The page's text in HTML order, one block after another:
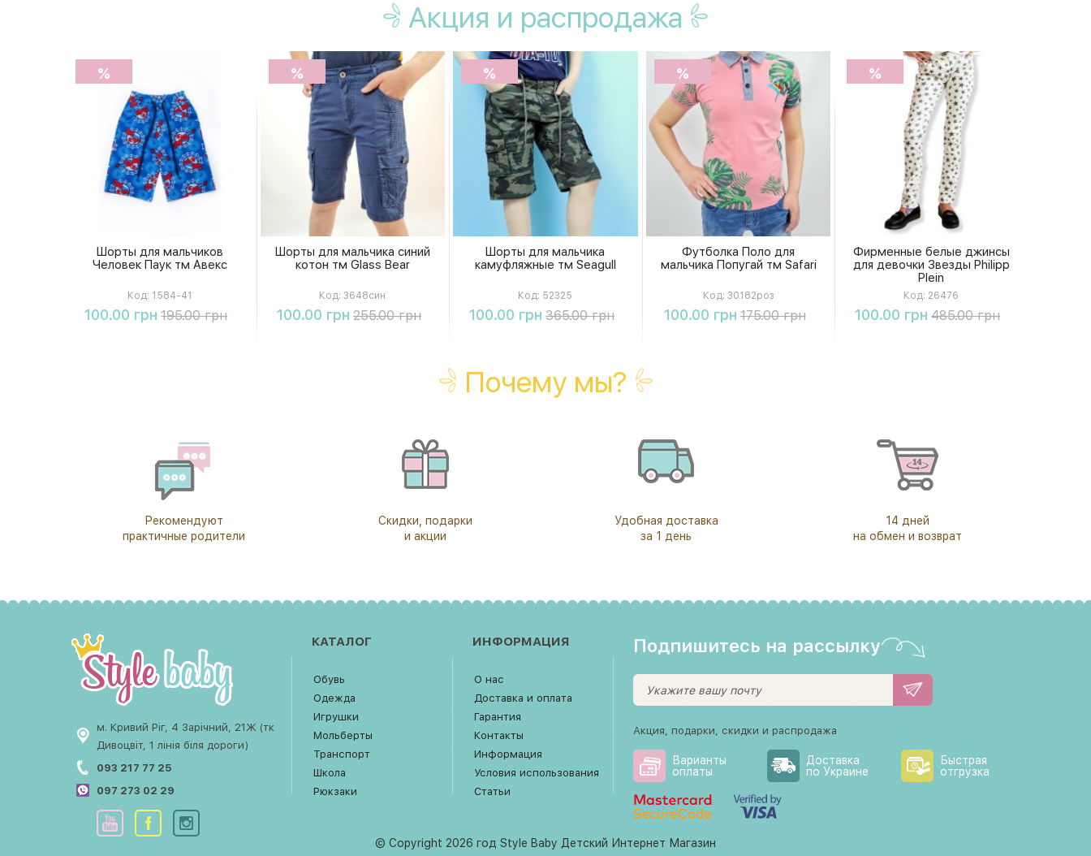
Акция и распродажа
%
Шорты для мальчиков
Человек Паук тм Авекс
Код: 1584-41
100.00 грн 195.00 грн
Купить
%
Шорты для мальчика синий
котон тм Glass Bear
Код: 3648син
100.00 грн 255.00 грн
Купить
%
Шорты для мальчика
камуфляжные тм Seagull
Код: 52325
100.00 грн 365.00 грн
Купить
%
Футболка Поло для
мальчика Попугай тм Safari
Код: 30182роз
100.00 грн 175.00 грн
Купить
%
Фирменные белые джинсы
для девочки Звезды Philipp
Plein
Код: 26476
100.00 грн 485.00 грн
Купить
Почему мы?
Рекомендуют
практичные родители
Скидки, подарки
и акции
Удобная доставка
за 1 день
14 дней
на обмен и возврат
м. Кривий Ріг, 4 Зарічний, 21Ж (тк
Дивоцвіт, 1 лінія біля дороги)
093 217 77 25
097 273 02 29
КАТАЛОГ
Обувь
Одежда
Игрушки
Мольберты
Транспорт
Школа
Рюкзаки
ИНФОРМАЦИЯ
О нас
Доставка и оплата
Гарантия
Контакты
Информация
Условия использования
Статьи
Подпишитесь на рассылку
Акция, подарки, скидки и распродажа
Варианты
оплаты
Доставка
по Украине
Быстрая
отгрузка
© Copyright 2026 год Style Baby Детский Интернет Магазин